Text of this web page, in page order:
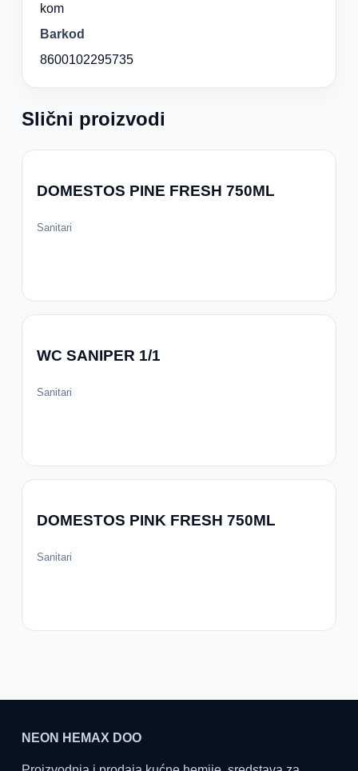
kom
Barkod
8600102295735
Slični proizvodi
DOMESTOS PINE FRESH 750ML
Sanitari
WC SANIPER 1/1
Sanitari
DOMESTOS PINK FRESH 750ML
Sanitari
NEON HEMAX DOO